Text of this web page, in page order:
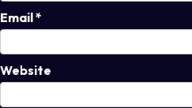
Email*
Website